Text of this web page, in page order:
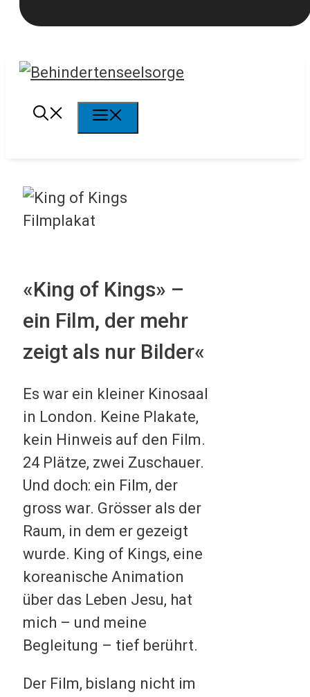
«King of Kings» –
ein Film, der mehr
zeigt als nur Bilder«
Es war ein kleiner Kinosaal
in London. Keine Plakate,
kein Hinweis auf den Film.
24 Plätze, zwei Zuschauer.
Und doch: ein Film, der
gross war. Grösser als der
Raum, in dem er gezeigt
wurde. King of Kings, eine
koreanische Animation
über das Leben Jesu, hat
mich – und meine
Begleitung – tief berührt.
Der Film, bislang nicht im